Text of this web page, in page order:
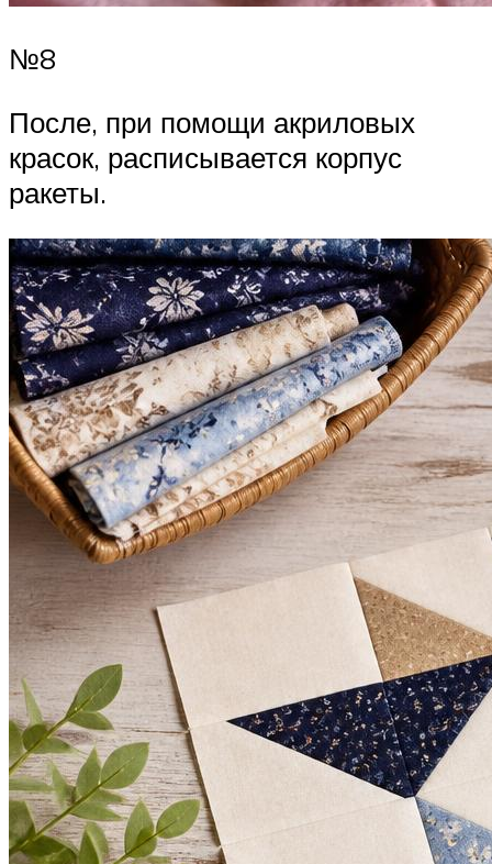
№8
После, при помощи акриловых
красок, расписывается корпус
ракеты.